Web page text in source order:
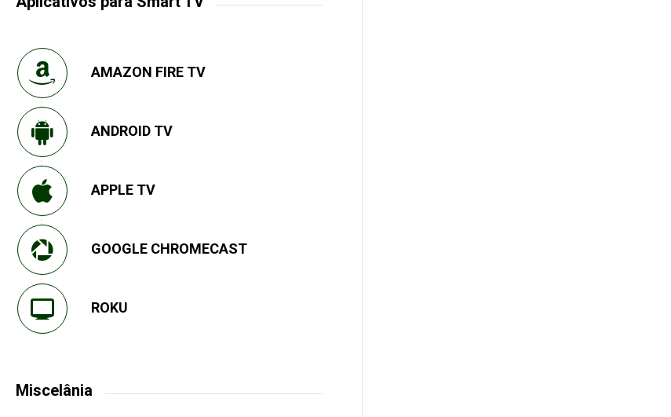
AMAZON FIRE TV
ANDROID TV
APPLE TV
GOOGLE CHROMECAST
ROKU
Miscelânia